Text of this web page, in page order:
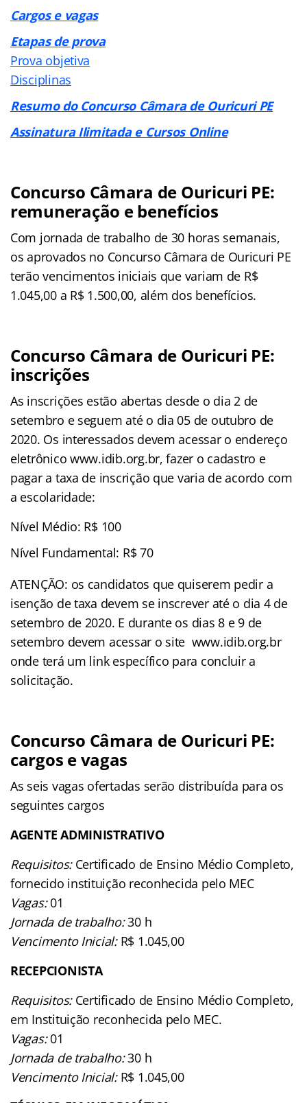
Cargos e vagas
Etapas de prova
Prova objetiva
Disciplinas
Resumo do Concurso Câmara de Ouricuri PE
Assinatura Ilimitada e Cursos Online
Concurso Câmara de Ouricuri PE:
remuneração e benefícios
Com jornada de trabalho de 30 horas semanais,
os aprovados no Concurso Câmara de Ouricuri PE
terão vencimentos iniciais que variam de R$
1.045,00 a R$ 1.500,00, além dos benefícios.
Concurso Câmara de Ouricuri PE:
inscrições
As inscrições estão abertas desde o dia 2 de
setembro e seguem até o dia 05 de outubro de
2020. Os interessados devem acessar o endereço
eletrônico www.idib.org.br, fazer o cadastro e
pagar a taxa de inscrição que varia de acordo com
a escolaridade:
Nível Médio: R$ 100
Nível Fundamental: R$ 70
ATENÇÃO: os candidatos que quiserem pedir a
isenção de taxa devem se inscrever até o dia 4 de
setembro de 2020. E durante os dias 8 e 9 de
setembro devem acessar o site www.idib.org.br
onde terá um link específico para concluir a
solicitação.
Concurso Câmara de Ouricuri PE:
cargos e vagas
As seis vagas ofertadas serão distribuída para os
seguintes cargos
AGENTE ADMINISTRATIVO
Requisitos:Certificado de Ensino Médio Completo,
fornecido instituição reconhecida pelo MEC
Vagas:01
Jornada de trabalho:30 h
Vencimento Inicial:R$ 1.045,00
RECEPCIONISTA
Requisitos: Certificado de Ensino Médio Completo,
em Instituição reconhecida pelo MEC.
Vagas:01
Jornada de trabalho:30 h
Vencimento Inicial:R$ 1.045,00